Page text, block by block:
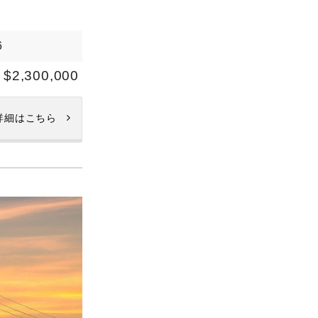
$2,300,000
細はこちら